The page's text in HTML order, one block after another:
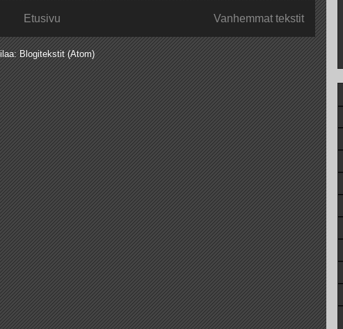
Vanhemmat tekstit
Etusivu
Blogitekstit (Atom)